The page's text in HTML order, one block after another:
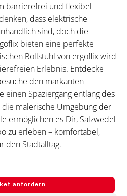
barrierefrei und flexibel
dass elektrische
sind, doch die
bieten eine perfekte
Rollstuhl von ergoflix wird
Erlebnis. Entdecke
den markanten
einen Spaziergang entlang des
die malerische Umgebung der
ermöglichen es Dir, Salzwedel
zu erleben – komfortabel,
den Stadtalltag.
anfordern